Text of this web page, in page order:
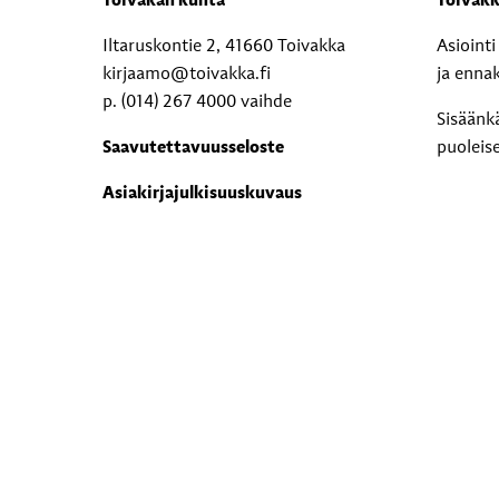
Iltaruskontie 2, 41660 Toivakka
kirjaamo@toivakka.fi
p. (014) 267 4000 vaihde
Saavutettavuusseloste
Asiakirjajulkisuuskuvaus
Asiointi
ja